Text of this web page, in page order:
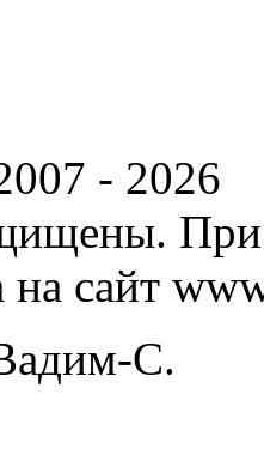
- 2026
При
на сайт
С.